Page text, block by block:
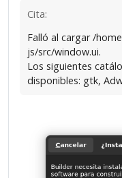
Cita:
Falló al cargar /
js/src/window.ui.
Los siguientes
disponibles: gtk,